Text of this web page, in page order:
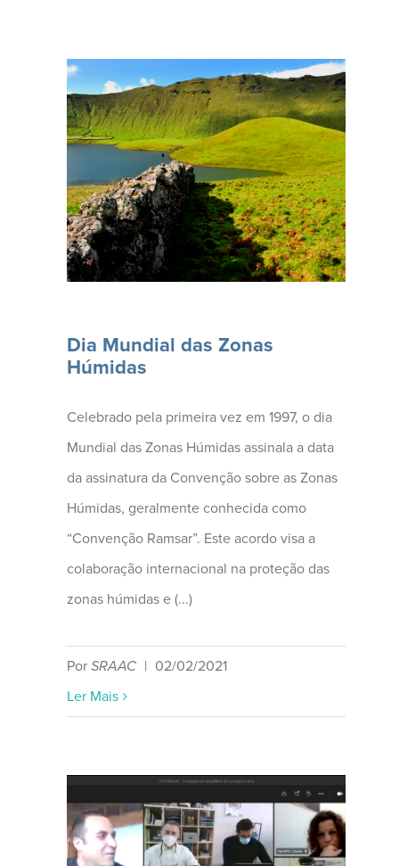
Celebrado pela primeira
vez em 1997, (...)
Dia Mundial das Zonas
Húmidas
Celebrado pela primeira vez em 1997, o dia
Mundial das Zonas Húmidas assinala a data
da assinatura da Convenção sobre as Zonas
Húmidas, geralmente conhecida como
“Convenção Ramsar”. Este acordo visa a
colaboração internacional na proteção das
zonas húmidas e (...)
Por SRAAC | 02/02/2021
Ler Mais